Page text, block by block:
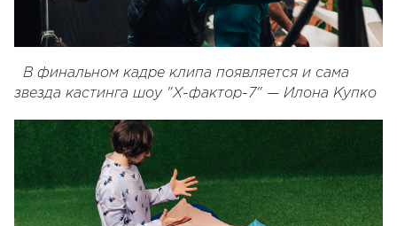
В финальном кадре клипа появляется и сама
звезда кастинга шоу "Х-фактор-7" — Илона Купко